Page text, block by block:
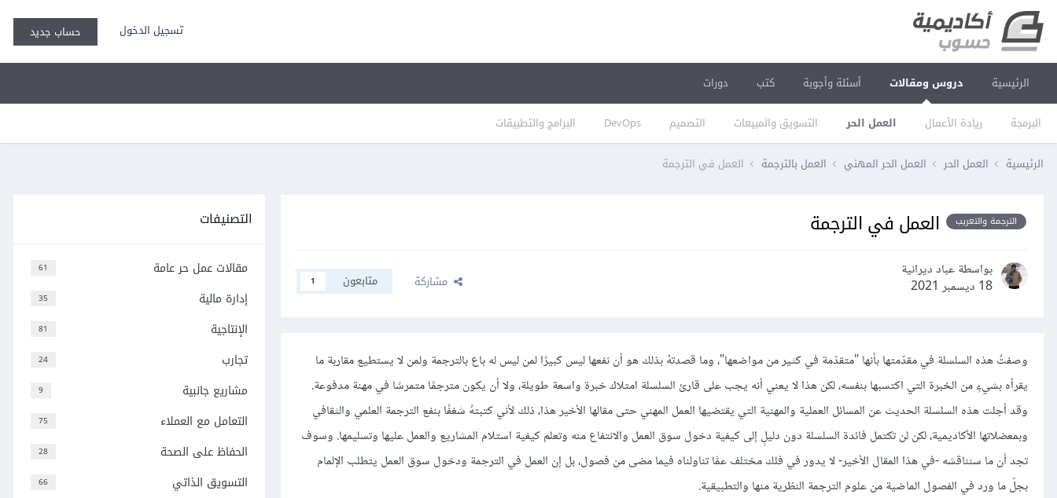
تسجيل الدخول حساب جديد
الرئيسية دروس ومقالات
البرمجة ريادة الأعمال العمل الحر التسويق والمبيعات التصميم DevOps البرامج والتطبيقات
أسئلة وأجوبة كتب دورات
الرئيسية العمل الحر العمل الحر المهني العمل بالترجمة العمل في الترجمة
الترجمة والتعريب العمل في الترجمة
بواسطة عباد ديرانية
18 ديسمبر 2021
مشاركة متابعون 1
وصفتُ هذه السلسلة في مقدّمتها بأنها "متقدّمة في كثير من مواضعها"، وما قصدتهُ بذلك هو أن نفعها ليس كبيرًا لمن ليس له باع بالترجمة ولمن لا يستطيع مقاربة ما
يقرأه بشيءٍ من الخبرة التي اكتسبها بنفسه، لكن هذا لا يعني أنه يجب على قارئ السلسلة امتلاك خبرة واسعة طويلة، ولا أن يكون مترجمًا متمرسًا في مهنة مدفوعة.
وقد أجلت هذه السلسلة الحديث عن المسائل العملية والمهنية التي يقتضيها العمل المهني حتى مقالها الأخير هذا، ذلك لأني كتبتهُ شغفًا بنفع الترجمة العلمي والثقافي
وبمعضلاتها الأكاديمية، لكن لن تكتمل فائدة السلسلة دون دليلٍ إلى كيفية دخول سوق العمل والانتفاع منه وتعلم كيفية استلام المشاريع والعمل عليها وتسليمها. وسوف
تجد أن ما سنناقشه -في هذا المقال الأخير- لا يدور في فلك مختلف عمَّا تناولناه فيما مضى من فصول، بل إن العمل في الترجمة ودخول سوق العمل يتطلب الإلمام
بجلّ ما ورد في الفصول الماضية من علوم الترجمة النظرية منها والتطبيقية.
التصنيفات
61 مقالات عمل حر عامة
35 إدارة مالية
81 الإنتاجية
24 تجارب
9 مشاريع جانبية
75 التعامل مع العملاء
28 الحفاظ على الصحة
66 التسويق الذاتي